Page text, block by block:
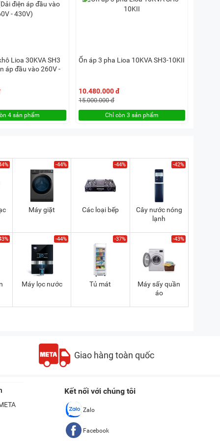
Lioa 30KVA SH3
áp đầu vào 260V -
4 sản phẩm
Ổn áp 3 pha Lioa 10KVA SH3-10KII
10.480.000 đ
15.000.000 đ
Chỉ còn 3 sản phẩm
-44%
Máy giặt
-44%
Các loại bếp
-42%
Cây nước nóng
lạnh
-44%
Máy lọc nước
-37%
Tủ mát
-43%
Máy sấy quần
áo
Giao hàng toàn quốc
Kết nối với chúng tôi
Zalo
Facebook